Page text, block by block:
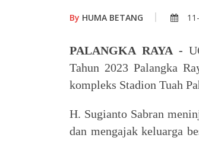
By HUMA BETANG
PALANGKA RAYA -
Tahun 2023 Palangka
kompleks Stadion Tuah
H. Sugianto Sabran
dan mengajak keluarga